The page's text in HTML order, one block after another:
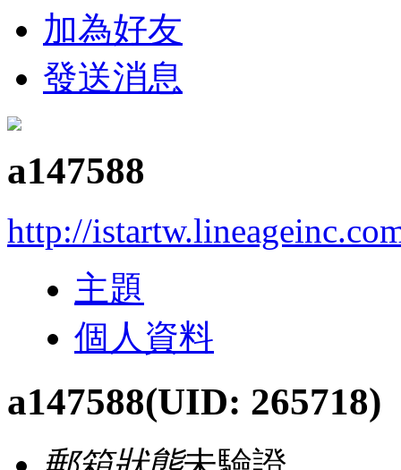
加為好友
發送消息
a147588
http://
主題
個人資料
a147588(UID: 265718)